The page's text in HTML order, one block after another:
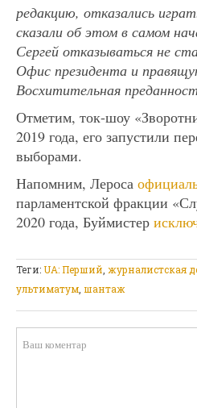
редакцию, отказались
сказали об этом в самом
Сергей отказываться не
Офис президента и
Восхитительная
Отметим, ток-шоу
2019 года, его запустили
выборами.
Напомним, Лероса
парламентской фракции
2020 года, Буймистер
Теги:UA: Перший журналистская
ультиматум шантаж